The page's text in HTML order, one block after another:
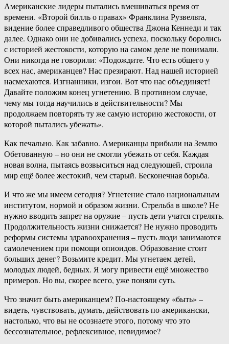
Американские лидеры пытались вмешиваться время от
времени. «Второй билль о правах» Франклина Рузвельта,
видение более справедливого общества Джона Кеннеди и так
далее. Однако они не добивались успеха, поскольку боролись
с историей жестокости, которую на самом деле не понимали.
Они никогда не говорили: «Подождите. Что есть общего у
всех нас, американцев? Нас презирают. Над нашей историей
насмехаются. Изгнанники, изгои. Вот что нас объединяет!
Давайте положим конец угнетению. В противном случае,
чему мы тогда научились в действительности? Мы
продолжаем повторять ту же самую историю жестокости, от
которой пытались убежать».
Как печально. Как забавно. Американцы прибыли на Землю
Обетованную – но они не смогли убежать от себя. Каждая
новая волна, пытаясь возвыситься над следующей, строила
мир ещё более жестокий, чем старый. Бесконечная борьба.
И что же мы имеем сегодня? Угнетение стало национальным
институтом, нормой и образом жизни. Стрельба в школе? Не
нужно вводить запрет на оружие – пусть дети учатся стрелять.
Продолжительность жизни снижается? Не нужно проводить
реформы системы здравоохранения – пусть люди занимаются
самолечением при помощи опиоидов. Образование стоит
больших денег? Возьмите кредит. Мы угнетаем детей,
молодых людей, бедных. Я могу привести ещё множество
примеров. Но вы, скорее всего, уже поняли суть.
Что значит быть американцем? По-настоящему «быть» –
видеть, чувствовать, думать, действовать по-американски,
настолько, что вы не осознаете этого, потому что это
бессознательное, рефлексивное, невидимое?